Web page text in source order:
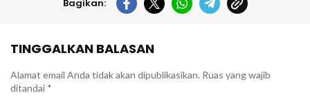
Bagikan:
TINGGALKAN BALASAN
Alamat email Anda tidak akan dipublikasikan. Ruas yang wajib
ditandai *